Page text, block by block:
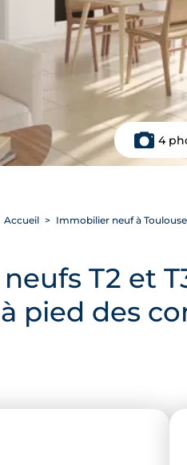
4
Accueil Immobilier neuf à
T2 et
pied des